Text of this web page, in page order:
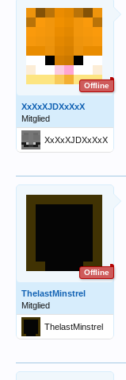
Offline
XxXxXJDXxXxX
Mitglied
XxXxXJDXxXxX
Offline
ThelastMinstrel
Mitglied
ThelastMinstrel